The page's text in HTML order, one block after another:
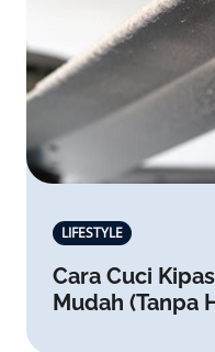
LIFESTYLE
Cara Cuci
Mudah (Tanpa